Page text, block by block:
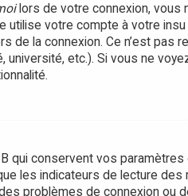
lors de votre connexion, vous
utilise votre compte à votre
de la connexion. Ce n’est pas
etc.). Si vous ne
qui conservent vos paramètres
les indicateurs de lecture
problèmes de connexion ou